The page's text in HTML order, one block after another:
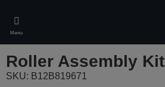
main
content
Meniu
Roller Assembly Kit
SKU: B12B819671